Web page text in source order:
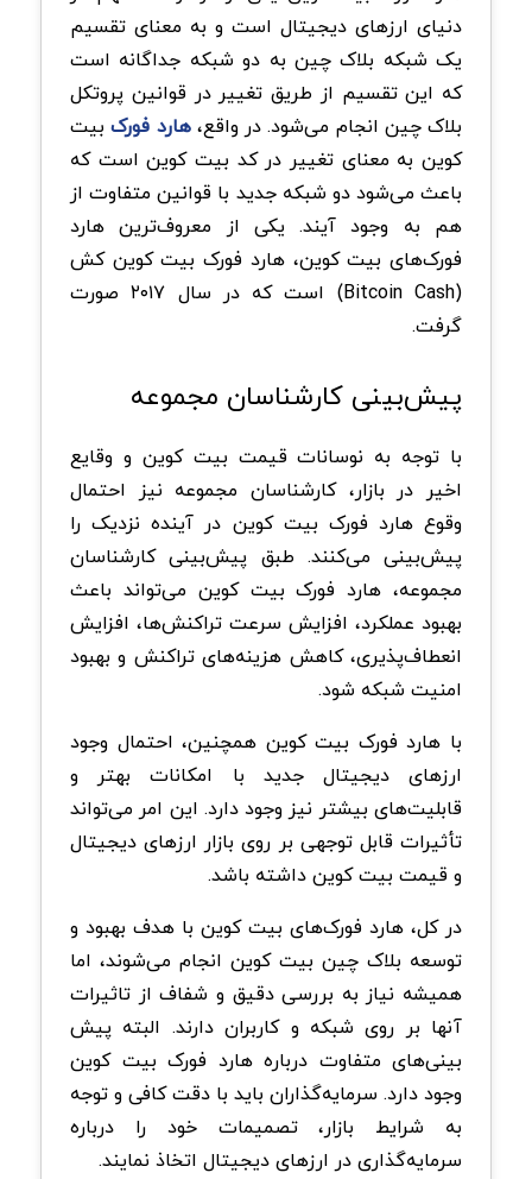
دنیای ارزهای دیجیتال است و به معنای تقسیم
یک شبکه بلاک چین به دو شبکه جداگانه است
که این تقسیم از طریق تغییر در قوانین پروتکل
بلاک چین انجام می‌شود. در واقع،هارد فورکبیت
کوین به معنای تغییر در کد بیت کوین است که
باعث می‌شود دو شبکه جدید با قوانین متفاوت از
هم به وجود آیند. یکی از معروف‌ترین هارد
فورک‌های بیت کوین، هارد فورک بیت کوین کش
(Bitcoin Cash) است که در سال ۲۰۱۷ صورت
گرفت.
پیش‌بینی کارشناسان مجموعه
با توجه به نوسانات قیمت بیت کوین و وقایع
اخیر در بازار، کارشناسان مجموعه نیز احتمال
وقوع هارد فورک بیت کوین در آینده نزدیک را
پیش‌بینی می‌کنند. طبق پیش‌بینی کارشناسان
مجموعه، هارد فورک بیت کوین می‌تواند باعث
بهبود عملکرد، افزایش سرعت تراکنش‌ها، افزایش
انعطاف‌پذیری، کاهش هزینه‌های تراکنش و بهبود
امنیت شبکه ‌شود.
با هارد فورک بیت کوین همچنین، احتمال وجود
ارزهای دیجیتال جدید با امکانات بهتر و
قابلیت‌های بیشتر نیز وجود دارد. این امر می‌تواند
تأثیرات قابل توجهی بر روی بازار ارزهای دیجیتال
و قیمت بیت‌ کوین داشته باشد.
در کل، هارد فورک‌های بیت کوین با هدف بهبود و
توسعه بلاک چین بیت کوین انجام می‌شوند، اما
همیشه نیاز به بررسی دقیق و شفاف از تاثیرات
آنها بر روی شبکه و کاربران دارند. البته پیش
بینی‌های متفاوت درباره هارد فورک بیت کوین
وجود دارد. سرمایه‌گذاران باید با دقت کافی و توجه
به شرایط بازار، تصمیمات خود را درباره
سرمایه‌گذاری در ارزهای دیجیتال اتخاذ نمایند.